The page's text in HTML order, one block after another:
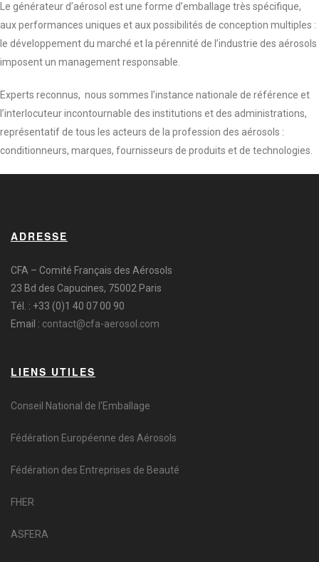
Le générateur d’aérosol est une forme d’emballage très spécifique,
aux performances uniques et aux possibilités de conception multiples :
le développement du marché et la pérennité de l’industrie des aérosols
imposent un management responsable.
Experts reconnus, nous sommes l’instance nationale de référence et
l’interlocuteur incontournable des institutions et des administrations,
représentatif de tous les acteurs de la profession des aérosols :
conditionneurs, marques, fournisseurs de produits et de technologies.
ADRESSE
CFA – Comité Français des Aérosols
23 Bd des Capucines, 75002 Paris
Tél. : +33 (0)1 40 07 00 90
Email : contact@cfa-aerosol.com
LIENS UTILES
Conseil National de l'Emballage
Fédération Européenne des Aérosols
Fédération des Entreprises de Beauté
FHER
ASFERA